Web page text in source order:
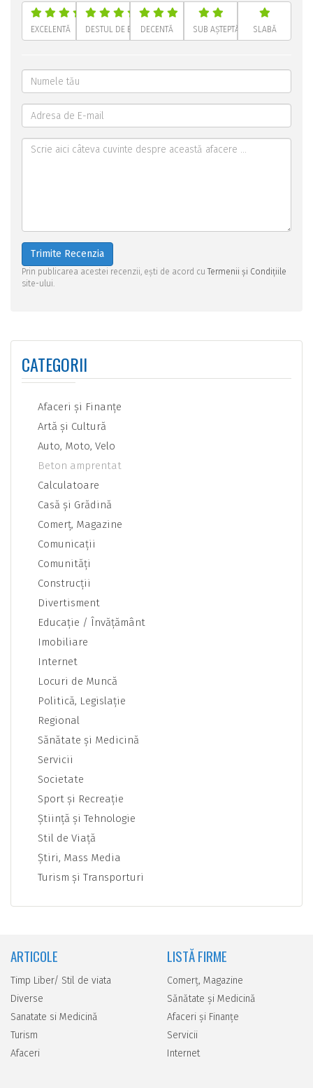
EXCELENTĂ DESTUL DE BUNĂDECENTĂ SUB AȘTEPTĂRI SLABĂ
Trimite Recenzia
Prin publicarea acestei recenzii, ești de acord cuTermenii și Condițiile
site-ului.
CATEGORII
Afaceri şi Finanţe
Artă şi Cultură
Auto, Moto, Velo
Beton amprentat
Calculatoare
Casă şi Grădină
Comerţ, Magazine
Comunicaţii
Comunităţi
Construcţii
Divertisment
Educaţie / Învăţământ
Imobiliare
Internet
Locuri de Muncă
Politică, Legislaţie
Regional
Sănătate şi Medicină
Servicii
Societate
Sport şi Recreaţie
Ştiinţă şi Tehnologie
Stil de Viaţă
Ştiri, Mass Media
Turism şi Transporturi
ARTICOLE
Timp Liber/ Stil de viata
Diverse
Sanatate si Medicină
Turism
Afaceri
LISTĂ FIRME
Comerţ, Magazine
Sănătate şi Medicină
Afaceri şi Finanţe
Servicii
Internet